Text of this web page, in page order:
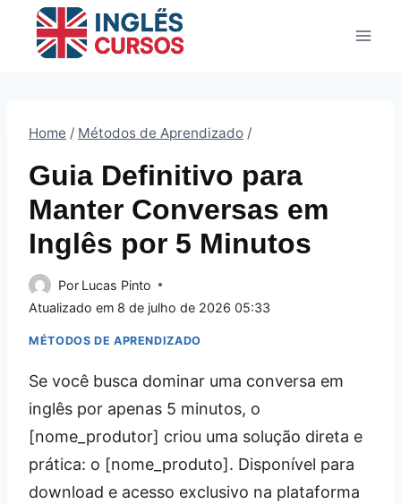
Home / Métodos de Aprendizado /
Guia Definitivo para
Manter Conversas em
Inglês por 5 Minutos
Por Lucas Pinto
Atualizado em 8 de julho de 2026 05:33
MÉTODOS DE APRENDIZADO
Se você busca dominar uma conversa em
inglês por apenas 5 minutos, o
[nome_produtor] criou uma solução direta e
prática: o [nome_produto]. Disponível para
download e acesso exclusivo na plataforma